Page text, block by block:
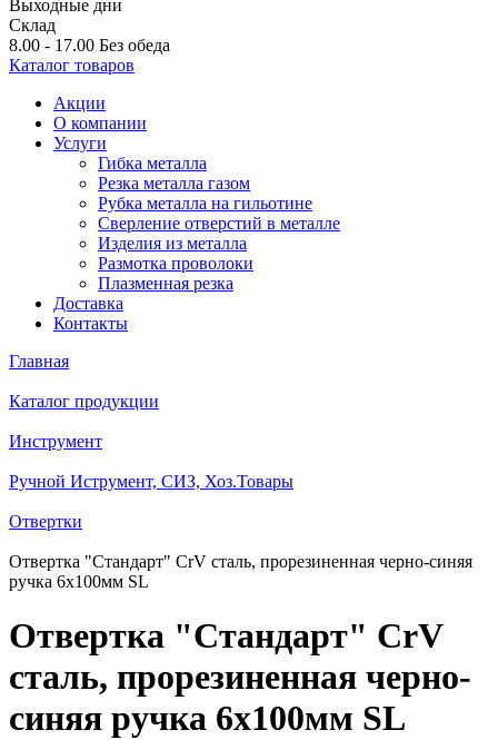
Выходные дни
Склад
8.00 - 17.00 Без обеда
Каталог товаров
Акции
О компании
Услуги
Гибка металла
Резка металла газом
Рубка металла на гильотине
Сверление отверстий в металле
Изделия из металла
Размотка проволоки
Плазменная резка
Доставка
Контакты
Главная
Каталог продукции
Инструмент
Ручной Иструмент, СИЗ, Хоз.Товары
Отвертки
Отвертка "Стандарт" CrV сталь, прорезиненная черно-синяя
ручка 6х100мм SL
Отвертка "Стандарт" CrV
сталь, прорезиненная черно-
синяя ручка 6х100мм SL